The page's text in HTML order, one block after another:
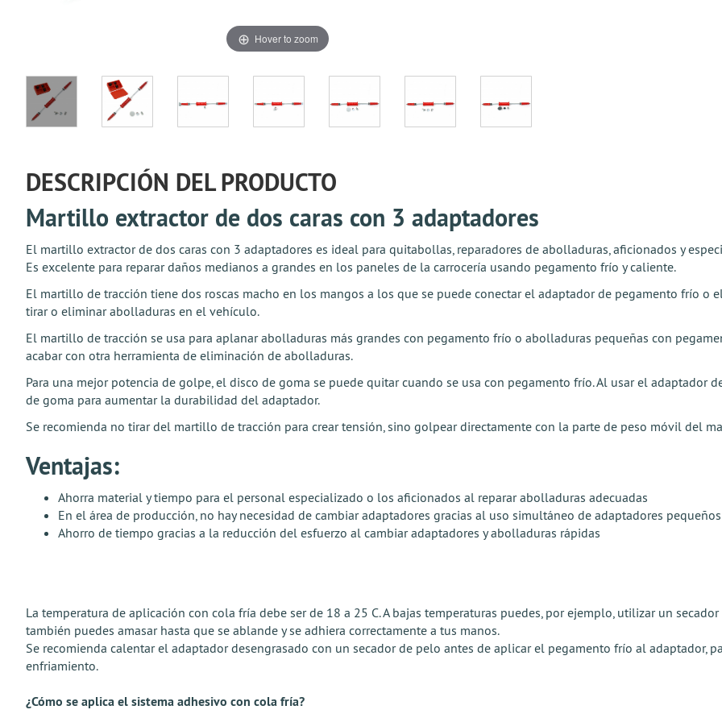
Hover to zoom
DESCRIPCIÓN DEL PRODUCTO
Martillo extractor de dos caras con 3 adaptadores
El martillo extractor de dos caras con 3 adaptadores es ideal para quitabollas, reparadores de abolladuras, aficionados y
Es excelente para reparar daños medianos a grandes en los paneles de la carrocería usando pegamento frío y caliente.
El martillo de tracción tiene dos roscas macho en los mangos a los que se puede conectar el adaptador de pegamento frío o
tirar o eliminar abolladuras en el vehículo.
El martillo de tracción se usa para aplanar abolladuras más grandes con pegamento frío o abolladuras pequeñas con
acabar con otra herramienta de eliminación de abolladuras.
Para una mejor potencia de golpe, el disco de goma se puede quitar cuando se usa con pegamento frío. Al usar el adaptador
de goma para aumentar la durabilidad del adaptador.
Se recomienda no tirar del martillo de tracción para crear tensión, sino golpear directamente con la parte de peso móvil del
Ventajas:
Ahorra material y tiempo para el personal especializado o los aficionados al reparar abolladuras adecuadas
En el área de producción, no hay necesidad de cambiar adaptadores gracias al uso simultáneo de adaptadores
Ahorro de tiempo gracias a la reducción del esfuerzo al cambiar adaptadores y abolladuras rápidas
La temperatura de aplicación con cola fría debe ser de 18 a 25 C. A bajas temperaturas puedes, por ejemplo, utilizar un
también puedes amasar hasta que se ablande y se adhiera correctamente a tus manos.
Se recomienda calentar el adaptador desengrasado con un secador de pelo antes de aplicar el pegamento frío al adaptador,
enfriamiento.
¿Cómo se aplica el sistema adhesivo con cola fría?